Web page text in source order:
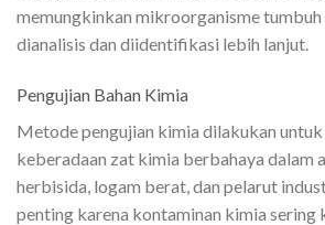
memungkinkan mikroorganisme tumbuh
dianalisis dan diidentifikasi lebih lanjut.
Pengujian Bahan Kimia
Metode pengujian kimia dilakukan
keberadaan zat kimia berbahaya dalam
herbisida, logam berat, dan pelarut
penting karena kontaminan kimia